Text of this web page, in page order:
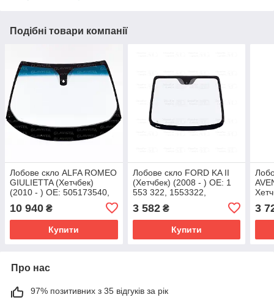
Подібні товари компанії
Лобове скло ALFA ROMEO
GIULIETTA (Хетчбек)
(2010 - ) OE: 505173540,
505211660
10 940 ₴
Купити
Лобове скло FORD KA II
(Хетчбек) (2008 - ) OE: 1
553 322, 1553322,
3 582₴
Купити
3
Про нас
97% позитивних з 35 відгуків за рік